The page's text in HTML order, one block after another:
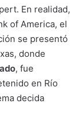
En realidad,
of America, el
se presentó
donde
, fue
en Río
decida